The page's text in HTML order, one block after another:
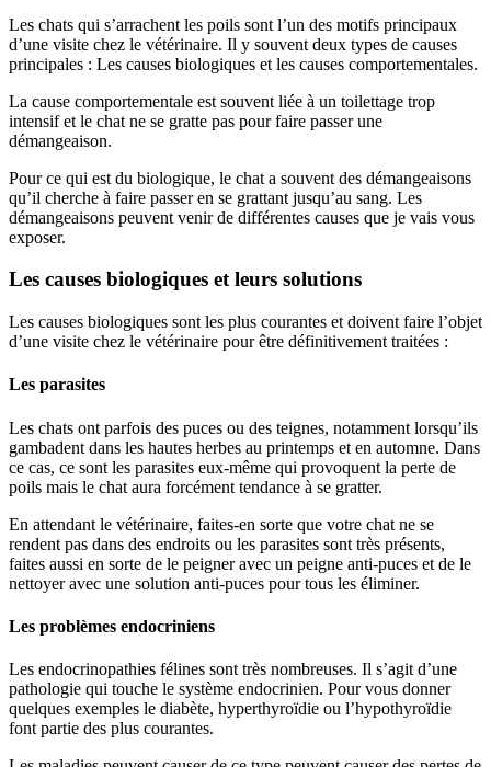
Les chats qui s’arrachent les poils sont l’un des motifs principaux
d’une visite chez le vétérinaire. Il y souvent deux types de causes
principales : Les causes biologiques et les causes comportementales.
La cause comportementale est souvent liée à un toilettage trop
intensif et le chat ne se gratte pas pour faire passer une
démangeaison.
Pour ce qui est du biologique, le chat a souvent des démangeaisons
qu’il cherche à faire passer en se grattant jusqu’au sang. Les
démangeaisons peuvent venir de différentes causes que je vais vous
exposer.
Les causes biologiques et leurs solutions
Les causes biologiques sont les plus courantes et doivent faire l’objet
d’une visite chez le vétérinaire pour être définitivement traitées :
Les parasites
Les chats ont parfois des puces ou des teignes, notamment lorsqu’ils
gambadent dans les hautes herbes au printemps et en automne. Dans
ce cas, ce sont les parasites eux-même qui provoquent la perte de
poils mais le chat aura forcément tendance à se gratter.
En attendant le vétérinaire, faites-en sorte que votre chat ne se
rendent pas dans des endroits ou les parasites sont très présents,
faites aussi en sorte de le peigner avec un peigne anti-puces et de le
nettoyer avec une solution anti-puces pour tous les éliminer.
Les problèmes endocriniens
Les endocrinopathies félines sont très nombreuses. Il s’agit d’une
pathologie qui touche le système endocrinien. Pour vous donner
quelques exemples le diabète, hyperthyroïdie ou l’hypothyroïdie
font partie des plus courantes.